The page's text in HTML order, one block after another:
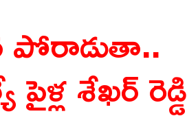
పోరాడుతా..
శేఖర్ రెడ్డి